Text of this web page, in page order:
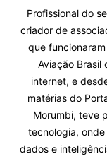
Profissional do
criador de
que
Aviação Brasil
internet, e
matérias do
Morumbi, teve
tecnologia,
dados e